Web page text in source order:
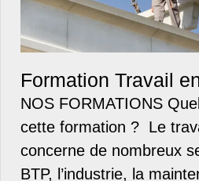
Formation Travail
NOS FORMATIONS
cette formation ? Le
concerne de nombreux
BTP, l’industrie, la